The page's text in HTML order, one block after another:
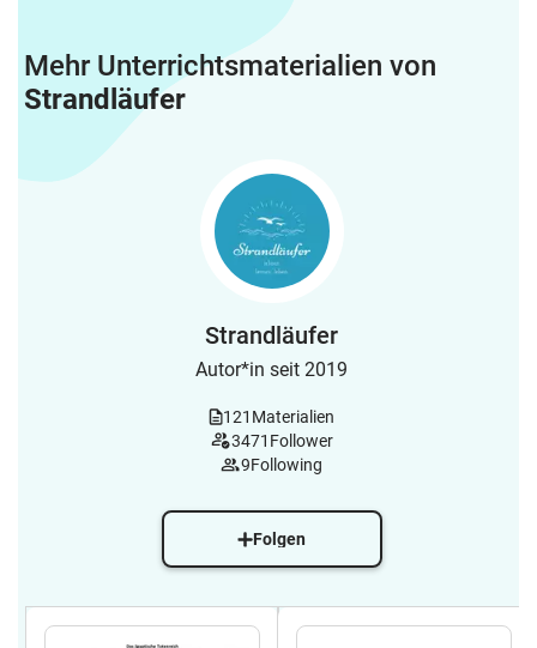
Mehr Unterrichtsmaterialien von
Strandläufer
Strandläufer
Autor*in seit 2019
121 Materialien
3471 Follower
9Following
Folgen